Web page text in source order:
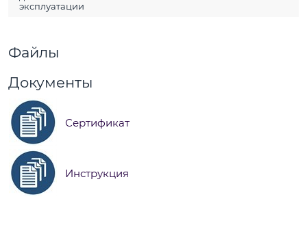
эксплуатации
Файлы
Документы
Сертификат
Инструкция